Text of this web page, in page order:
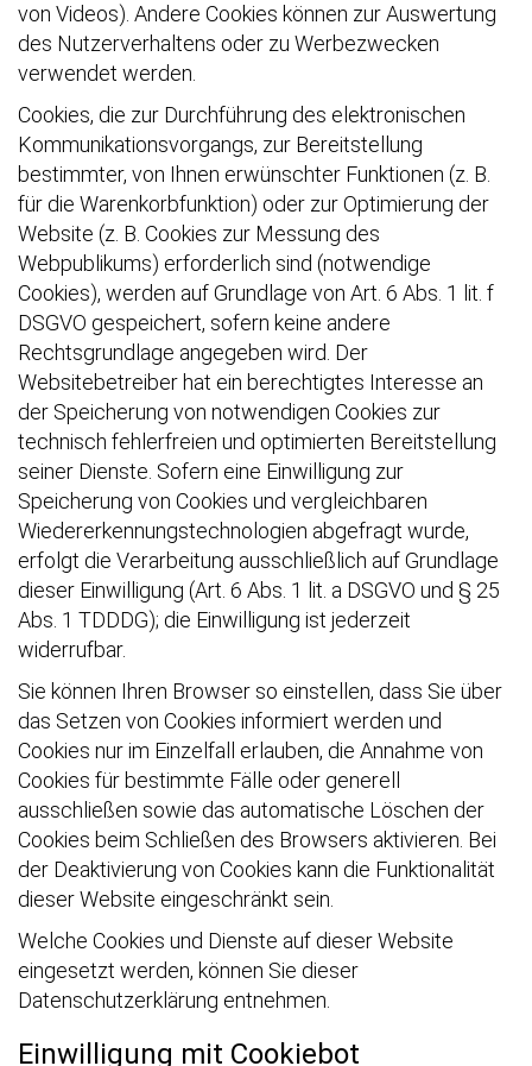
von Videos). Andere Cookies können zur Auswertung
des Nutzerverhaltens oder zu Werbezwecken
verwendet werden.
Cookies, die zur Durchführung des elektronischen
Kommunikationsvorgangs, zur Bereitstellung
bestimmter, von Ihnen erwünschter Funktionen (z. B.
für die Warenkorbfunktion) oder zur Optimierung der
Website (z. B. Cookies zur Messung des
Webpublikums) erforderlich sind (notwendige
Cookies), werden auf Grundlage von Art. 6 Abs. 1 lit. f
DSGVO gespeichert, sofern keine andere
Rechtsgrundlage angegeben wird. Der
Websitebetreiber hat ein berechtigtes Interesse an
der Speicherung von notwendigen Cookies zur
technisch fehlerfreien und optimierten Bereitstellung
seiner Dienste. Sofern eine Einwilligung zur
Speicherung von Cookies und vergleichbaren
Wiedererkennungstechnologien abgefragt wurde,
erfolgt die Verarbeitung ausschließlich auf Grundlage
dieser Einwilligung (Art. 6 Abs. 1 lit. a DSGVO und § 25
Abs. 1 TDDDG); die Einwilligung ist jederzeit
widerrufbar.
Sie können Ihren Browser so einstellen, dass Sie über
das Setzen von Cookies informiert werden und
Cookies nur im Einzelfall erlauben, die Annahme von
Cookies für bestimmte Fälle oder generell
ausschließen sowie das automatische Löschen der
Cookies beim Schließen des Browsers aktivieren. Bei
der Deaktivierung von Cookies kann die Funktionalität
dieser Website eingeschränkt sein.
Welche Cookies und Dienste auf dieser Website
eingesetzt werden, können Sie dieser
Datenschutzerklärung entnehmen.
Einwilligung mit Cookiebot